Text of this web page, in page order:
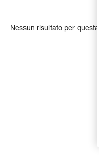
Nessun risultato per